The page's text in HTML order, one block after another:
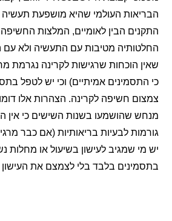
העולמי שהיא מושפעת תעשיה ואשר
הבין לאומיים, המלצות החשיפה
מטיבות עם התעשיה ולא עם
הוכחות שרגישות לקרינה נגרמת מחשיפה
אמיתיים) וכי יש לטפל בתסמינים
חשיפה לקרינה. הצהרות אלו דומות
שהושמעו בשנות השישים כי אין הוכחות
לבעיות בריאותיות (אם כבר מרגיעות
שמגיב לעישון בשיעול או מחלות נשימה
בלבד בלי לצמצם את העישון עצמו.